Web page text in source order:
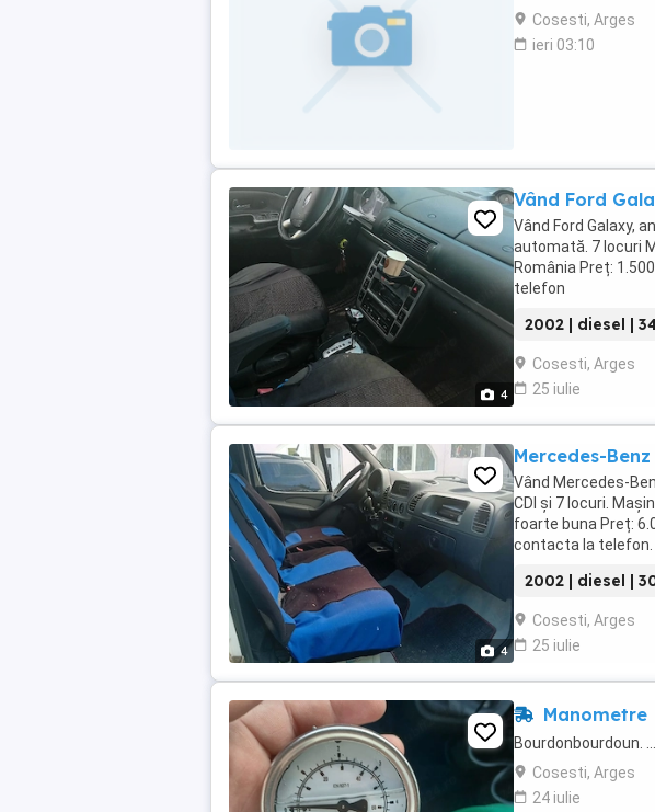
Cosesti, Arges
ieri 03:10
4
Vând Ford
Vând Ford Galaxy,
automată. 7 locuri
România Preț:
telefon
2002 | diesel |
Cosesti, Arges
25 iulie
4
Mercedes-
Vând Mercedes-
CDI și 7 locuri.
foarte buna Preț:
contacta la telefon.
2002 | diesel |
Cosesti, Arges
25 iulie
Manometre
Bourdonbourdoun. ....
Cosesti, Arges
24 iulie